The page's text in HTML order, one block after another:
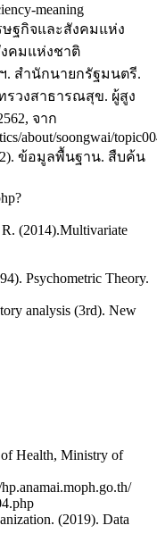
meaning
ฐกิจและสังคมแห่ง
งคมแห่งชาติ
ฯ. สำนักนายกรัฐมนตรี.
รวงสาธารณสุข. ผู้สูง
จาก
about/soongwai/
ข้อมูลพื้นฐาน. สืบค้น
(2014).Multivariate
Psychometric Theory.
analysis (3rd). New
Health, Ministry of
(2019). Data